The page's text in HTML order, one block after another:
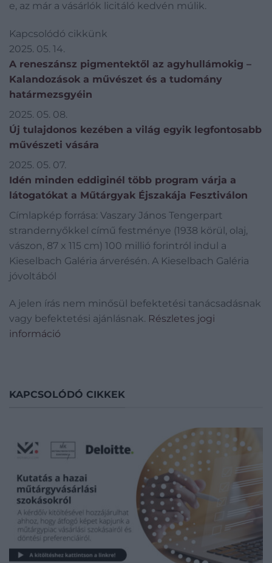
e, az már a vásárlók licitáló kedvén múlik.
Kapcsolódó cikkünk
2025. 05. 14.
A reneszánsz pigmentektől az agyhullámokig –
Kalandozások a művészet és a tudomány
határmezsgyéin
2025. 05. 08.
Új tulajdonos kezében a világ egyik legfontosabb
művészeti vására
2025. 05. 07.
Idén minden eddiginél több program várja a
látogatókat a Műtárgyak Éjszakája Fesztiválon
Címlapkép forrása: Vaszary János Tengerpart
strandernyőkkel című festménye (1938 körül, olaj,
vászon, 87 x 115 cm) 100 millió forintról indul a
Kieselbach Galéria árverésén. A Kieselbach Galéria
jóvoltából
A jelen írás nem minősül befektetési tanácsadásnak
vagy befektetési ajánlásnak. Részletes jogi
információ
KAPCSOLÓDÓ CIKKEK